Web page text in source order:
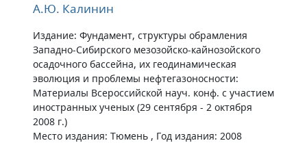
А.Ю. Калинин
Издание: Фундамент, структуры обрамления
Западно-Сибирского мезозойско-кайнозойского
осадочного бассейна, их геодинамическая
эволюция и проблемы нефтегазоносности:
Материалы Всероссийской науч. конф. с участием
иностранных ученых (29 сентября - 2 октября
2008 г.)
Место издания: Тюмень , Год издания: 2008